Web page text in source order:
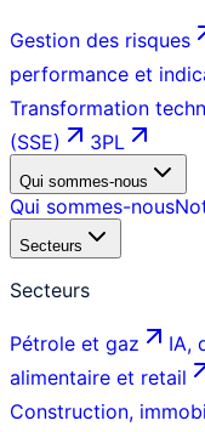
Gestion des risques
performance et
Transformation
(SSE)
3PL
Qui sommes-nous
Qui sommes-nous
Secteurs
Secteurs
Pétrole et gaz IA,
alimentaire et retail
Construction,